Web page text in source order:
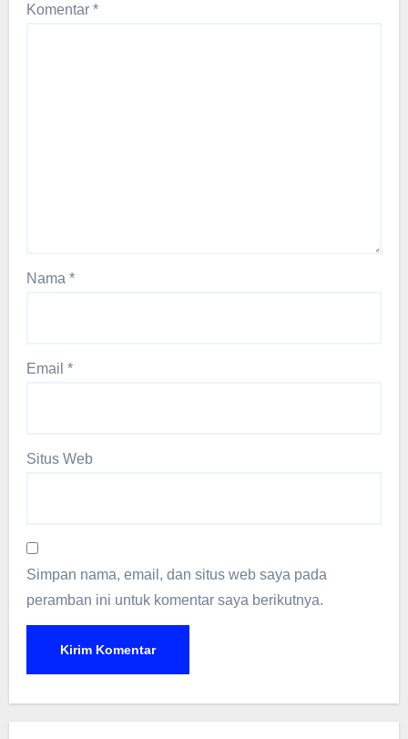
Komentar*
Nama*
Email*
Situs Web
Simpan nama, email, dan situs web saya pada
peramban ini untuk komentar saya berikutnya.